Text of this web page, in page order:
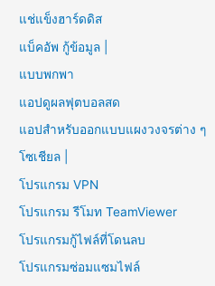
แช่แข็งฮาร์ดดิส
แบ็คอัพ กู้ข้อมูล |
แบบพกพา
แอปดูผลฟุตบอลสด
แอปสำหรับออกแบบแผงวงจรต่าง ๆ
โซเชียล |
โปรแกรม VPN
โปรแกรม รีโมท TeamViewer
โปรแกรมกู้ไฟล์ที่โดนลบ
โปรแกรมซ่อมแซมไฟล์